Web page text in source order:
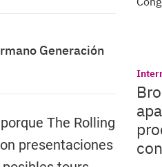
Generación
The Rolling
presentaciones